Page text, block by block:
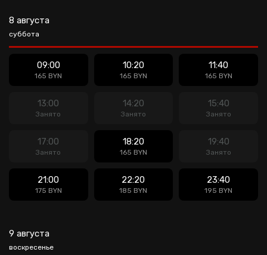
8 августа
суббота
09:00
165 BYN
10:20
165 BYN
11:40
165 BYN
13:00
Занято
14:20
Занято
15:40
Занято
17:00
Занято
18:20
165 BYN
19:40
Занято
21:00
175 BYN
22:20
185 BYN
23:40
195 BYN
9 августа
воскресенье